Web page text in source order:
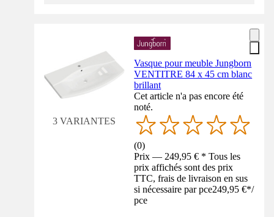
3 VARIANTES
Vasque pour meuble Jungborn
VENTITRE 84 x 45 cm blanc
brillant
Cet article n'a pas encore été
noté.
(0)
Prix — 249,95 € * Tous les
prix affichés sont des prix
TTC, frais de livraison en sus
si nécessaire par pce249,95 €*/
pce